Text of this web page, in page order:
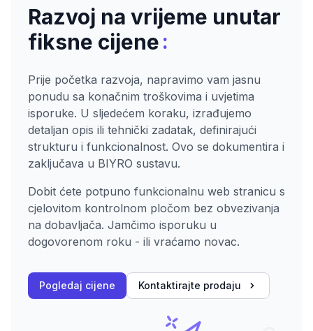
Razvoj na vrijeme unutar
fiksne cijene:
Prije početka razvoja, napravimo vam jasnu
ponudu sa konačnim troškovima i uvjetima
isporuke. U sljedećem koraku, izrađujemo
detaljan opis ili tehnički zadatak, definirajući
strukturu i funkcionalnost. Ovo se dokumentira i
zaključava u BIYRO sustavu.
Dobit ćete potpuno funkcionalnu web stranicu s
cjelovitom kontrolnom pločom bez obvezivanja
na dobavljača. Jamčimo isporuku u
dogovorenom roku - ili vraćamo novac.
Pogledaj cijene Kontaktirajte prodaju